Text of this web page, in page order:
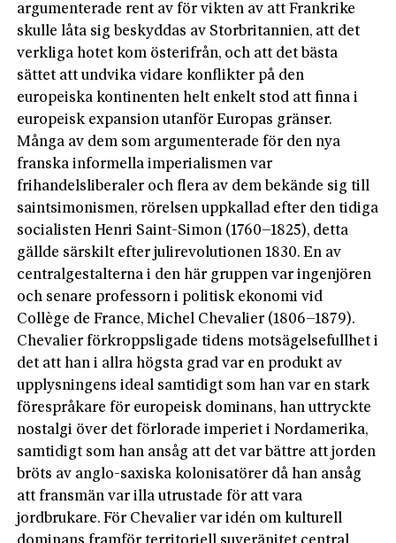
argumenterade rent av för vikten av att Frankrike
skulle låta sig beskyddas av Storbritannien, att det
verkliga hotet kom österifrån, och att det bästa
sättet att undvika vidare konflikter på den
europeiska kontinenten helt enkelt stod att finna i
europeisk expansion utanför Europas gränser.
Många av dem som argumenterade för den nya
franska informella imperialismen var
frihandelsliberaler och flera av dem bekände sig till
saintsimonismen, rörelsen uppkallad efter den tidiga
socialisten Henri Saint-Simon (1760–1825), detta
gällde särskilt efter julirevolutionen 1830. En av
central­gestalterna i den här gruppen var ingenjören
och senare professorn i politisk ekonomi vid
Collège de France, Michel Chevalier (1806–1879).
Chevalier förkroppsligade tidens motsägelsefullhet i
det att han i allra högs­ta grad var en produkt av
upplysningens ideal samtidigt som han var en stark
förespråkare för europeisk dominans, han uttryckte
nostalgi över det förlorade imperiet i Nordamerika,
samtidigt som han ansåg att det var bättre att jorden
bröts av anglo-saxiska kolonisatörer då han ansåg
att fransmän var illa utrustade för att vara
jordbrukare. För Chevalier var idén om kulturell